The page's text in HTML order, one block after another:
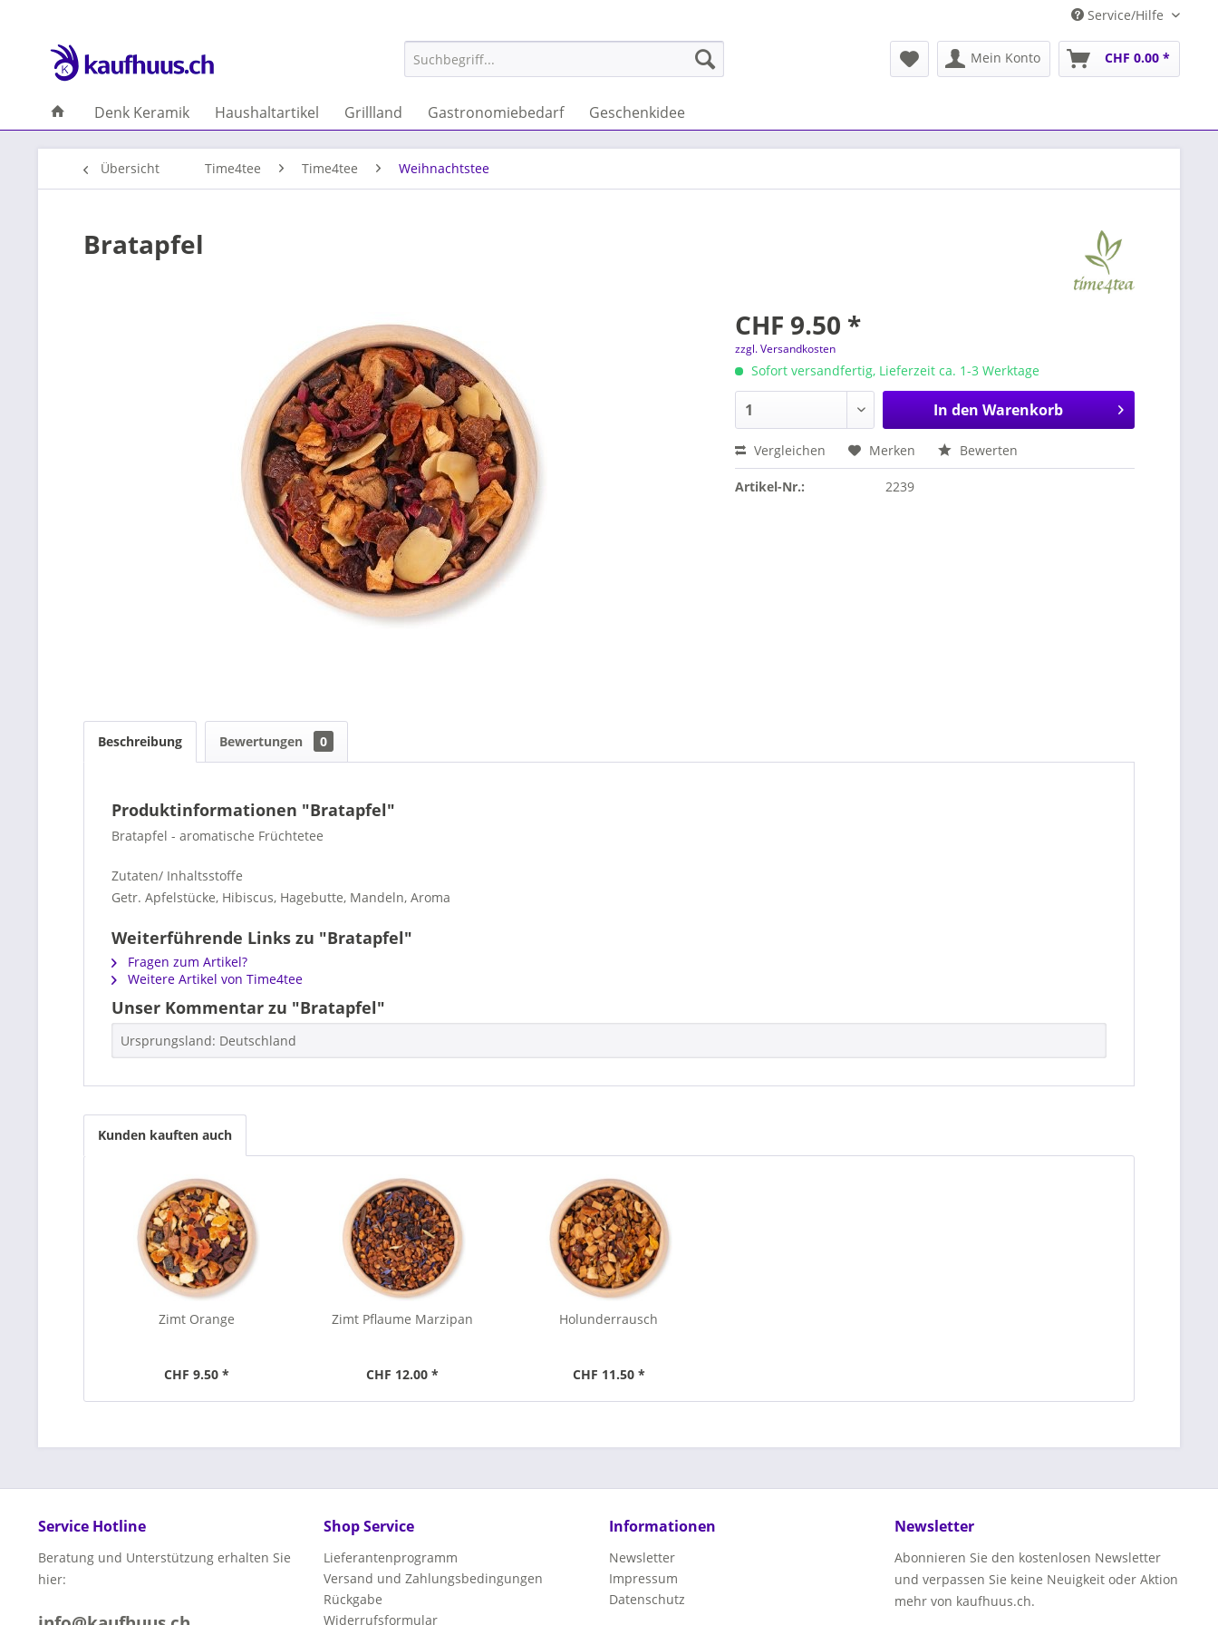
Service/Hilfe
Mein Konto CHF 0.00 *
Denk Keramik Haushaltartikel Grillland Gastronomiebedarf Geschenkidee
Übersicht Time4tee Time4tee Weihnachtstee
Bratapfel
CHF 9.50 *
zzgl. Versandkosten
Sofort versandfertig, Lieferzeit ca. 1-3 Werktage
In den Warenkorb
Vergleichen Merken Bewerten
Artikel-Nr.: 2239
Beschreibung Bewertungen 0
Produktinformationen "Bratapfel"
Bratapfel - aromatische Früchtetee
Zutaten/ Inhaltsstoffe
Getr. Apfelstücke, Hibiscus, Hagebutte, Mandeln, Aroma
Weiterführende Links zu "Bratapfel"
Fragen zum Artikel?
Weitere Artikel von Time4tee
Unser Kommentar zu "Bratapfel"
Ursprungsland: Deutschland
Kunden kauften auch
Zimt Orange
CHF 9.50 *
Zimt Pflaume Marzipan
CHF 12.00 *
Holunderrausch
CHF 11.50 *
Service Hotline
Beratung und Unterstützung erhalten Sie
hier:
Shop Service
Lieferantenprogramm
Versand und Zahlungsbedingungen
Rückgabe
Widerrufsformular
Informationen
Newsletter
Impressum
Datenschutz
Newsletter
Abonnieren Sie den kostenlosen Newsletter
und verpassen Sie keine Neuigkeit oder Aktion
mehr von kaufhuus.ch.